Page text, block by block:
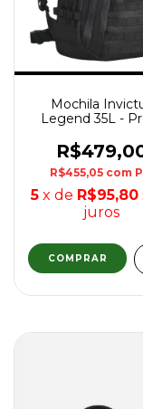
Mochila
Legend 35L -
R$455,05 com
5 x de R$95,80
juros